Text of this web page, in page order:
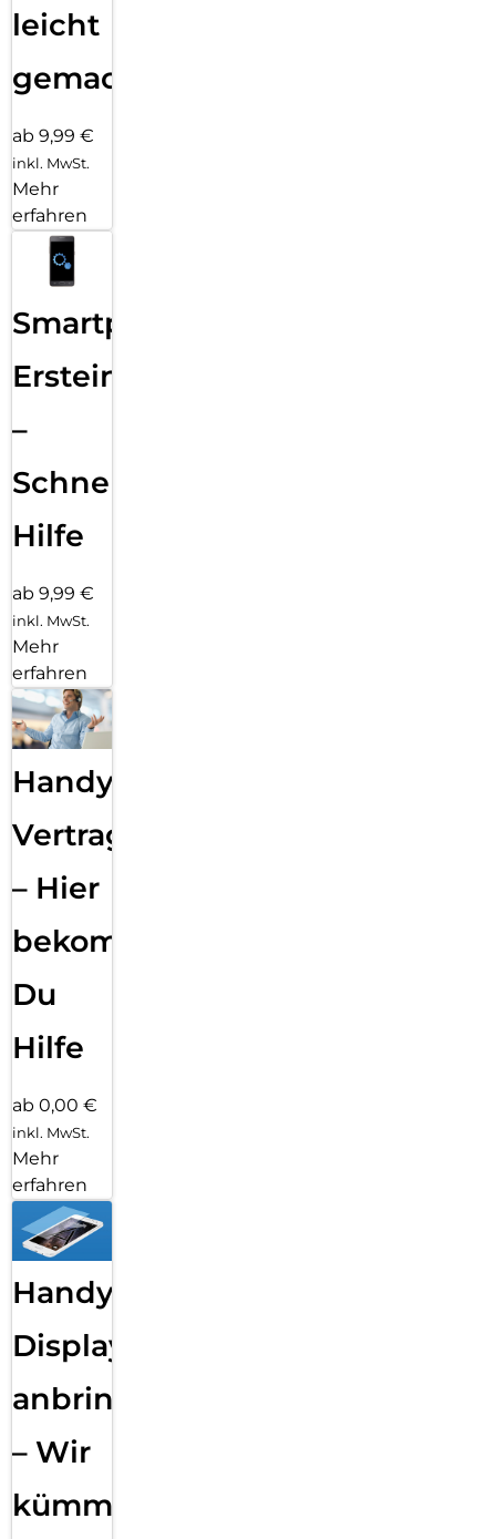
leicht
gemacht!
ab 9,99 €
inkl. MwSt.
Mehr
erfahren
Smartphone
Ersteinrichtung
–
Schnelle
Hilfe
ab 9,99 €
inkl. MwSt.
Mehr
erfahren
Handy
Vertragsabwicklung
– Hier
bekommst
Du
Hilfe
ab 0,00 €
inkl. MwSt.
Mehr
erfahren
Handy
Displayfolie
anbringen
– Wir
kümmern